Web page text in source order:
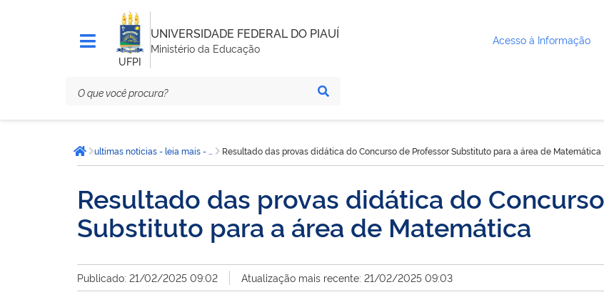
UFPI
UNIVERSIDADE FEDERAL DO PIAUÍ
Ministério da Educação
Acesso à Informação
está
aqui:Página inicial Resultado das provas didática do Concurso de Professor Substituto para a área de Matemática
Resultado das provas didática do
Substituto para a área de Matemática
Publicado: 21/02/2025 09:02 Atualização mais recente: 21/02/2025 09:03